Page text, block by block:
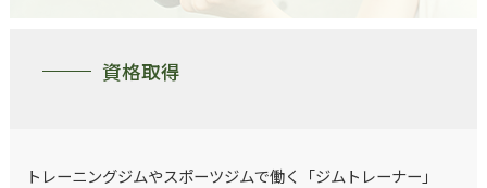
資格取得
トレーニングジムやスポーツジムで働く「ジムトレーナー」